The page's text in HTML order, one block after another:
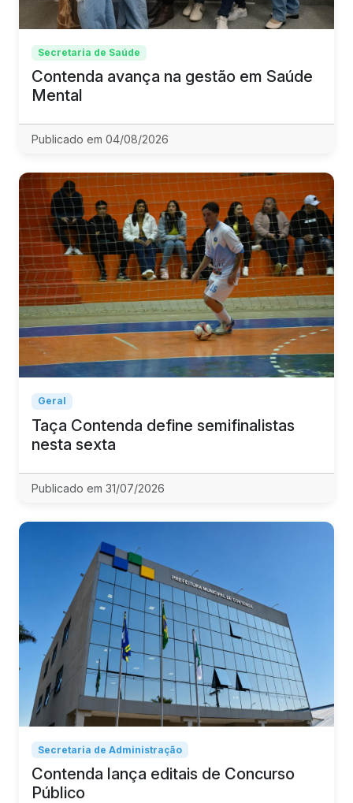
Secretaria de Saúde
Contenda avança na gestão em Saúde
Mental
Publicado em 04/08/2026
Geral
Taça Contenda define semifinalistas
nesta sexta
Publicado em 31/07/2026
Secretaria de Administração
Contenda lança editais de Concurso
Público